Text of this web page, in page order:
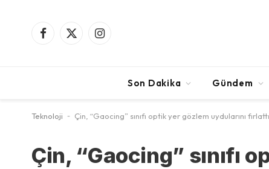
Facebook
X
Instagram
Son Dakika Gündem
Teknoloji - Çin, “Gaocing” sınıfı optik yer gözlem uydularını fırlattı
Çin, “Gaocing” sınıfı